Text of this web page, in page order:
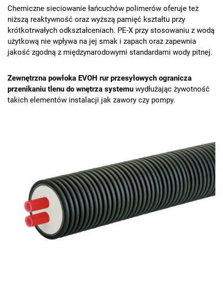
Chemiczne sieciowanie łańcuchów polimerów oferuje też
niższą reaktywność oraz wyższą pamięć kształtu przy
krótkotrwałych odkształceniach. PE-X przy stosowaniu z wodą
użytkową nie wpływa na jej smak i zapach oraz zapewnia
jakość zgodną z międzynarodowymi standardami wody pitnej.
Zewnętrzna powłoka EVOH rur przesyłowych ogranicza
przenikaniu tlenu do wnętrza systemu wydłużając żywotność
takich elementów instalacji jak zawory czy pompy.